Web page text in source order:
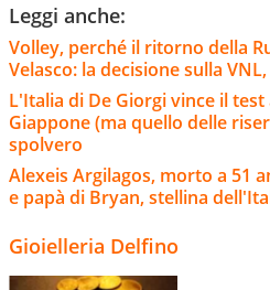
Leggi anche:
Volley, perché il ritorno della
Velasco: la decisione sulla
L'Italia di De Giorgi vince il
Giappone (ma quello delle
spolvero
Alexeis Argilagos, morto a 51
e papà di Bryan, stellina
Gioielleria Delfino